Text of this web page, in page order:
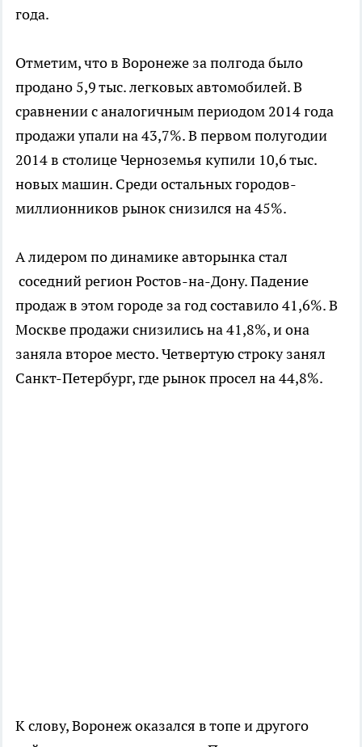
года.
Отметим, что в Воронеже за полгода было
продано 5,9 тыс. легковых автомобилей. В
сравнении с аналогичным периодом 2014 года
продажи упали на 43,7%. В первом полугодии
2014 в столице Черноземья купили 10,6 тыс.
новых машин. Среди остальных городов-
миллионников рынок снизился на 45%.
А лидером по динамике авторынка стал
соседний регион Ростов-на-Дону. Падение
продаж в этом городе за год составило 41,6%. В
Москве продажи снизились на 41,8%, и она
заняла второе место. Четвертую строку занял
Санкт-Петербург, где рынок просел на 44,8%.
К слову, Воронеж оказался в топе и другого